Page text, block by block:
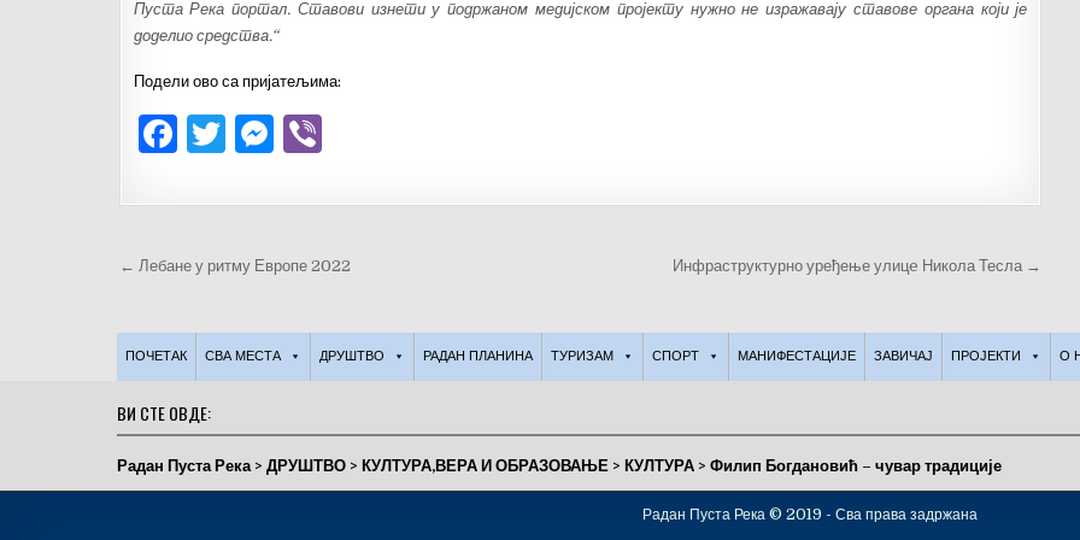
Пуста Река портал. Ставови изнети у подржаном медијском пројекту нужно не изражавају ставове органа који је
доделио средства.“
Подели ово са пријатељима:
F
c
b
o
o
k
T
it
te
r
M
se
g
er
V
er
Кретање
← Лебане у ритму Европе 2022 Инфраструктурно уређење улицe Никола Тесла →
ПОЧЕТАК СВА МЕСТА ДРУШТВО РАДАН ПЛАНИНА ТУРИЗАМ СПОРТ МАНИФЕСТАЦИЈЕ ЗАВИЧАЈ ПРОЈЕКТИ О
ВИ СТЕ ОВДЕ:
Радан Пуста Река > ДРУШТВО > КУЛТУРА,ВЕРА И ОБРАЗОВАЊЕ > КУЛТУРА > Филип Богдановић – чувар традиције
Радан Пуста Река © 2019 - Сва права задржана